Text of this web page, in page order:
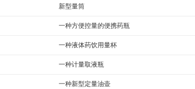
新型量筒
一种方便控量的便携药瓶
一种液体药饮用量杯
一种计量取液瓶
一种新型定量油壶